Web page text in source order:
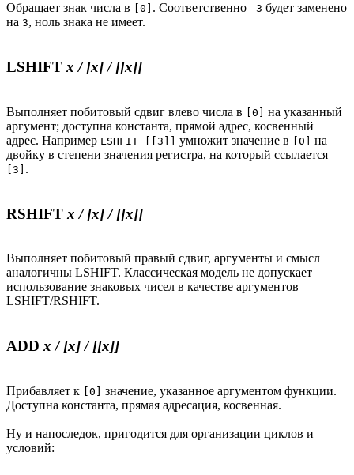
Обращает знак числа в [0] . Соответственно -3 будет заменено
на 3, ноль знака не имеет.
LSHIFT x / [x] / [[x]]
Выполняет побитовый сдвиг влево числа в [0]
на указанный
аргумент; доступна константа, прямой адрес, косвенный
адрес. Например LSHFIT [[3]] умножит значение в [0]
на
двойку в степени значения регистра, на который ссылается
[3] .
RSHIFT x / [x] / [[x]]
Выполняет побитовый правый сдвиг, аргументы и смысл
аналогичны LSHIFT. Классическая модель не допускает
использование знаковых чисел в качестве аргументов
LSHIFT/RSHIFT.
ADD x / [x] / [[x]]
Прибавляет к [0]
значение, указанное аргументом функции.
Доступна константа, прямая адресация, косвенная.
Ну и напоследок, пригодится для организации циклов и
условий: